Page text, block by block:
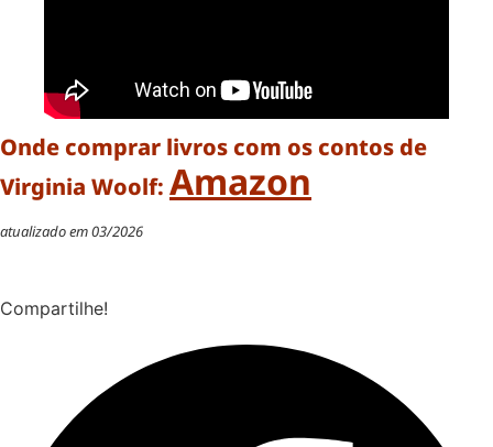
Onde comprar livros com os contos de
Virginia Woolf: Amazon
atualizado em 03/2026
Compartilhe!